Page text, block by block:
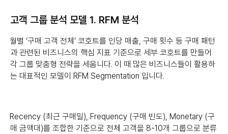
고객 그룹 분석 모델 1. RFM 분석
월별 ‘구매 고객 전체’ 코호트를 인당 매출, 구매 횟수 등 구매 패턴
과 관련된 비즈니스의 핵심 지표 기준으로 세부 코호트를 만들어
각 그룹 맞춤형 전략을 세웁니다. 이 때 많은 비즈니스들이 활용하
는 대표적인 모델이 RFM Segmentation 입니다.
Recency (최근 구매일), Frequency (구매 빈도), Monetary (구
매 금액대)를 조합한 기준으로 전체 고객을 8-10개 그룹으로 분류